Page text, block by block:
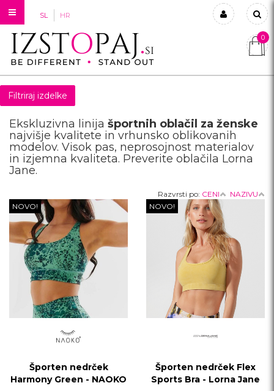
SL HR
Prijavi se
0
Filtriraj izdelke
Ekskluzivna linija športnih oblačil za ženske
najvišje kvalitete in vrhunsko oblikovanih
modelov. Visok pas, neprosojnost materialov
in izjemna kvaliteta. Preverite oblačila Lorna
Jane.
Razvrsti po: CENI
NAZIVU
NOVO!
Športen nedrček
Harmony Green - NAOKO
NOVO!
Športen nedrček Flex
Sports Bra - Lorna Jane